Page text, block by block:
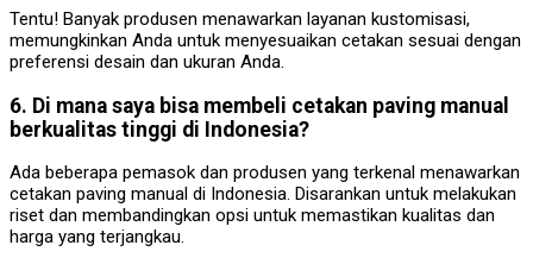
Tentu! Banyak produsen menawarkan layanan kustomisasi,
memungkinkan Anda untuk menyesuaikan cetakan sesuai dengan
preferensi desain dan ukuran Anda.
6. Di mana saya bisa membeli cetakan paving manual
berkualitas tinggi di Indonesia?
Ada beberapa pemasok dan produsen yang terkenal menawarkan
cetakan paving manual di Indonesia. Disarankan untuk melakukan
riset dan membandingkan opsi untuk memastikan kualitas dan
harga yang terjangkau.